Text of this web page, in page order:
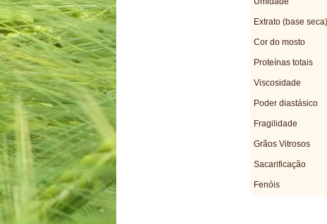
Extrato (base seca)
Cor do mosto
Proteínas totais
Viscosidade
Poder diastásico
Fragilidade
Grãos Vitrosos
Sacarificação
Fenóis